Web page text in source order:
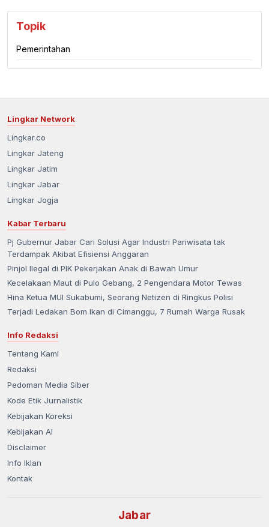
Topik
Pemerintahan
Lingkar Network
Lingkar.co
Lingkar Jateng
Lingkar Jatim
Lingkar Jabar
Lingkar Jogja
Kabar Terbaru
Pj Gubernur Jabar Cari Solusi Agar Industri Pariwisata tak
Terdampak Akibat Efisiensi Anggaran
Pinjol Ilegal di PIK Pekerjakan Anak di Bawah Umur
Kecelakaan Maut di Pulo Gebang, 2 Pengendara Motor Tewas
Hina Ketua MUI Sukabumi, Seorang Netizen di Ringkus Polisi
Terjadi Ledakan Bom Ikan di Cimanggu, 7 Rumah Warga Rusak
Info Redaksi
Tentang Kami
Redaksi
Pedoman Media Siber
Kode Etik Jurnalistik
Kebijakan Koreksi
Kebijakan AI
Disclaimer
Info Iklan
Kontak
Jabar